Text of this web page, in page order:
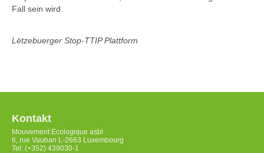
Fall sein wird.
Lëtzebuerger Stop-TTIP Plattform
Kontakt
Mouvement Ecologique asbl
6, rue Vauban L-2663 Luxembourg
Tel: (+352) 439030-1